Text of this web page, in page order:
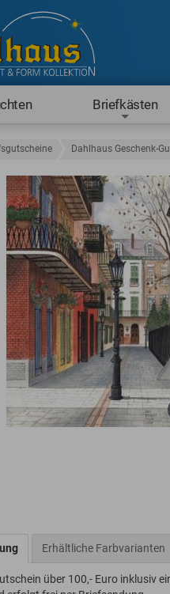
Briefkästen
Dahlhaus Geschenk-
Erhältliche Farbvarianten
über 100,- Euro inklusiv